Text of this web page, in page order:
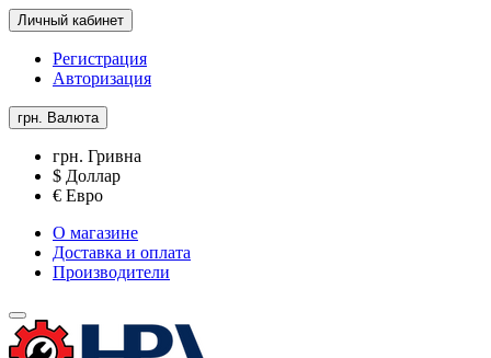
Личный кабинет
Регистрация
Авторизация
грн. Валюта
грн. Гривна
$ Доллар
€ Евро
О магазине
Доставка и оплата
Производители